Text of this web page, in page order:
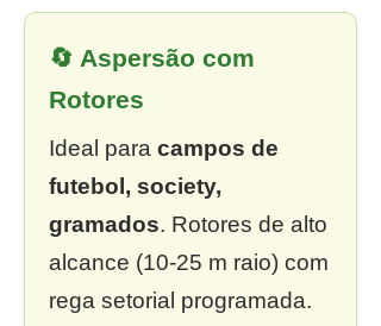
🔄 Aspersão com
Rotores
Ideal para campos de
futebol, society,
gramados. Rotores de alto
alcance (10-25 m raio) com
rega setorial programada.